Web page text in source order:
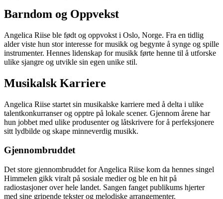
Barndom og Oppvekst
Angelica Riise ble født og oppvokst i Oslo, Norge. Fra en tidlig
alder viste hun stor interesse for musikk og begynte å synge og spille
instrumenter. Hennes lidenskap for musikk førte henne til å utforske
ulike sjangre og utvikle sin egen unike stil.
Musikalsk Karriere
Angelica Riise startet sin musikalske karriere med å delta i ulike
talentkonkurranser og opptre på lokale scener. Gjennom årene har
hun jobbet med ulike produsenter og låtskrivere for å perfeksjonere
sitt lydbilde og skape minneverdig musikk.
Gjennombruddet
Det store gjennombruddet for Angelica Riise kom da hennes singel
Himmelen gikk viralt på sosiale medier og ble en hit på
radiostasjoner over hele landet. Sangen fanget publikums hjerter
med sine gripende tekster og melodiske arrangementer.